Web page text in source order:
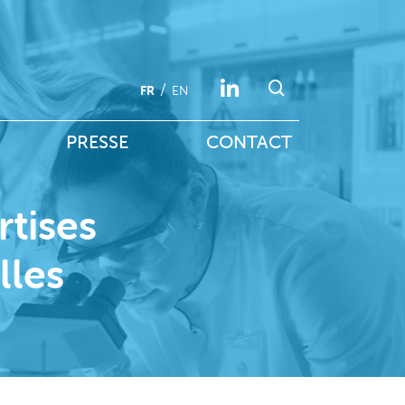
FR EN
PRESSE CONTACT